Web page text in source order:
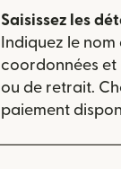
Saisissez les
Indiquez le
coordonnées et
ou de retrait.
paiement